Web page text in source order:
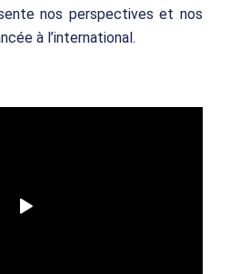
nos perspectives et nos
à l’international.